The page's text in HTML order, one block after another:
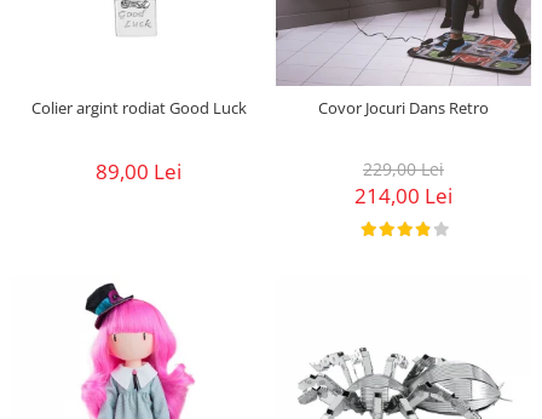
Colier argint rodiat Good Luck
89,00 Lei
Covor Jocuri Dans Retro
229,00 Lei
214,00 Lei